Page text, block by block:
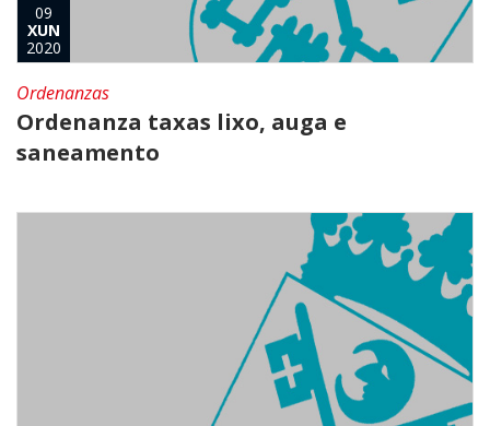
09
XUN
2020
Ordenanzas
Ordenanza taxas lixo, auga e
saneamento